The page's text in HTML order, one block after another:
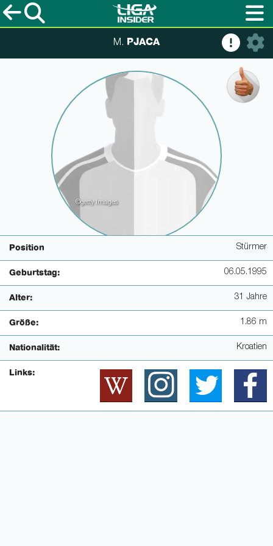
M. PJACA
©getty Images
Position Stürmer
Geburtstag: 06.05.1995
Alter: 31 Jahre
Größe: 1.86 m
Nationalität: Kroatien
Links: